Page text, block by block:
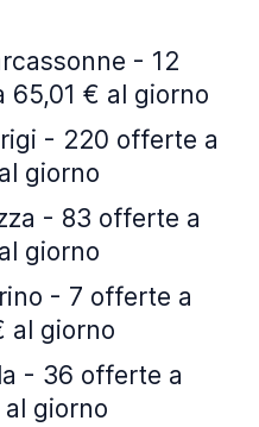
- 12
€ al giorno
- 220 offerte a
giorno
- 83 offerte a
giorno
- 7 offerte a
al giorno
- 36 offerte a
al giorno